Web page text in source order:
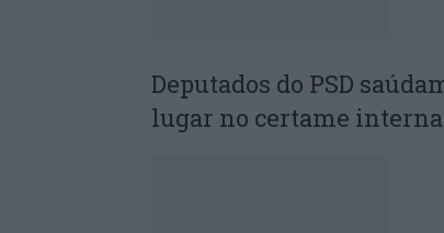
Deputados do PSD
lugar no certame